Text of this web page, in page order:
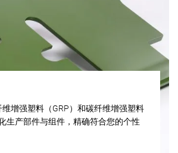
增强塑料（GRP）和碳纤维增强塑料
化生产部件与组件，精确符合您的个性